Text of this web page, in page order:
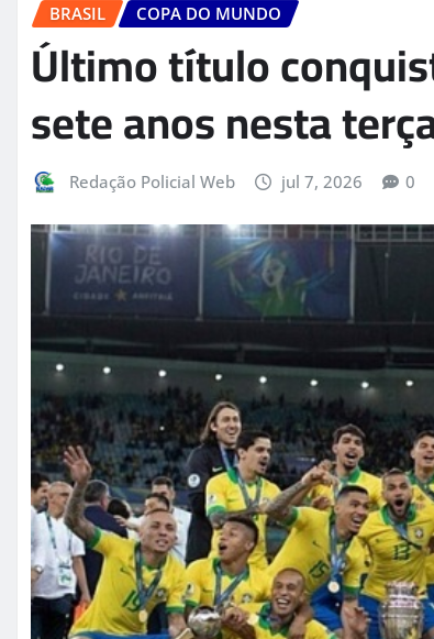
BRASIL COPA DO MUNDO
Último título
sete anos nesta
Redação Policial Web jul 7, 2026 0